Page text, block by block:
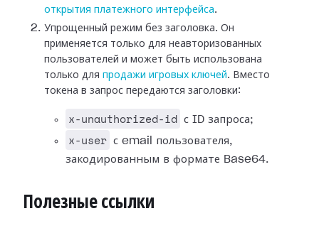
открытия платежного интерфейса.
Упрощенный режим без заголовка. Он
применяется только для неавторизованных
пользователей и может быть использована
только для продажи игровых ключей. Вместо
токена в запрос передаются заголовки:
x-unauthorized-id с ID запроса;
x-user с email пользователя,
закодированным в формате Base64.
Полезные ссылки